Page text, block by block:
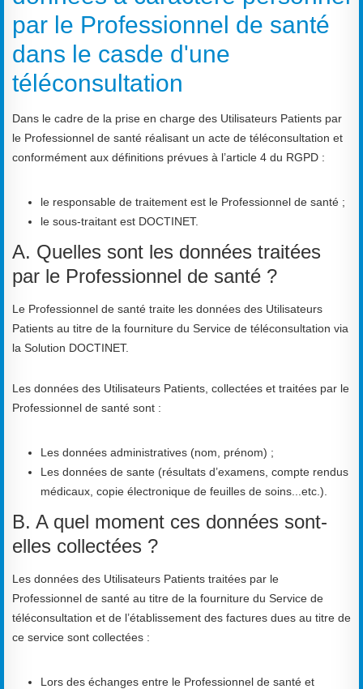
par le Professionnel de santé
dans le casde d'une
téléconsultation
Dans le cadre de la prise en charge des Utilisateurs Patients par
le Professionnel de santé réalisant un acte de téléconsultation et
conformément aux définitions prévues à l’article 4 du RGPD :
le responsable de traitement est le Professionnel de santé ;
le sous-traitant est DOCTINET.
A. Quelles sont les données traitées
par le Professionnel de santé ?
Le Professionnel de santé traite les données des Utilisateurs
Patients au titre de la fourniture du Service de téléconsultation via
la Solution DOCTINET.
Les données des Utilisateurs Patients, collectées et traitées par le
Professionnel de santé sont :
Les données administratives (nom, prénom) ;
Les données de sante (résultats d’examens, compte rendus
médicaux, copie électronique de feuilles de soins...etc.).
B. A quel moment ces données sont-
elles collectées ?
Les données des Utilisateurs Patients traitées par le
Professionnel de santé au titre de la fourniture du Service de
téléconsultation et de l’établissement des factures dues au titre de
ce service sont collectées :
Lors des échanges entre le Professionnel de santé et